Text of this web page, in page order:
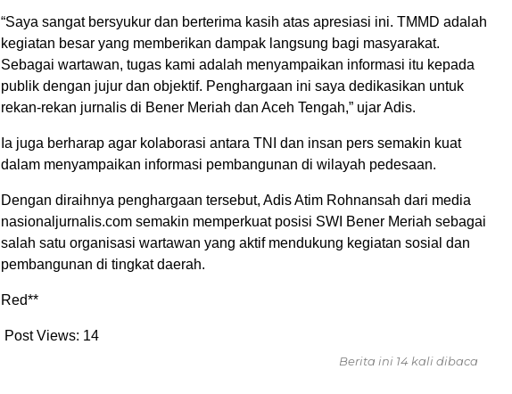
“Saya sangat bersyukur dan berterima kasih atas apresiasi ini. TMMD adalah
kegiatan besar yang memberikan dampak langsung bagi masyarakat.
Sebagai wartawan, tugas kami adalah menyampaikan informasi itu kepada
publik dengan jujur dan objektif. Penghargaan ini saya dedikasikan untuk
rekan-rekan jurnalis di Bener Meriah dan Aceh Tengah,” ujar Adis.
Ia juga berharap agar kolaborasi antara TNI dan insan pers semakin kuat
dalam menyampaikan informasi pembangunan di wilayah pedesaan.
Dengan diraihnya penghargaan tersebut, Adis Atim Rohnansah dari media
nasionaljurnalis.com semakin memperkuat posisi SWI Bener Meriah sebagai
salah satu organisasi wartawan yang aktif mendukung kegiatan sosial dan
pembangunan di tingkat daerah.
Red**
Post Views: 14
Berita ini 14 kali dibaca